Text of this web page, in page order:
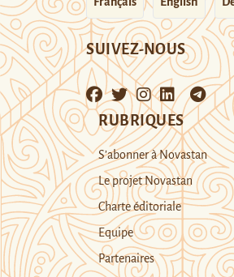
SUIVEZ-NOUS
RUBRIQUES
S’abonner à Novastan
Le projet Novastan
Charte éditoriale
Equipe
Partenaires